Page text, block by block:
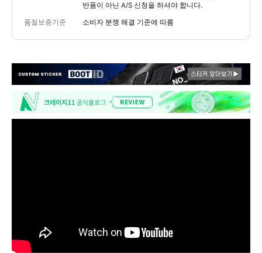
반품이 아닌 A/S 신청을 하셔야 합니다.
품질보증기준 소비자 분쟁 해결 기준에 따름